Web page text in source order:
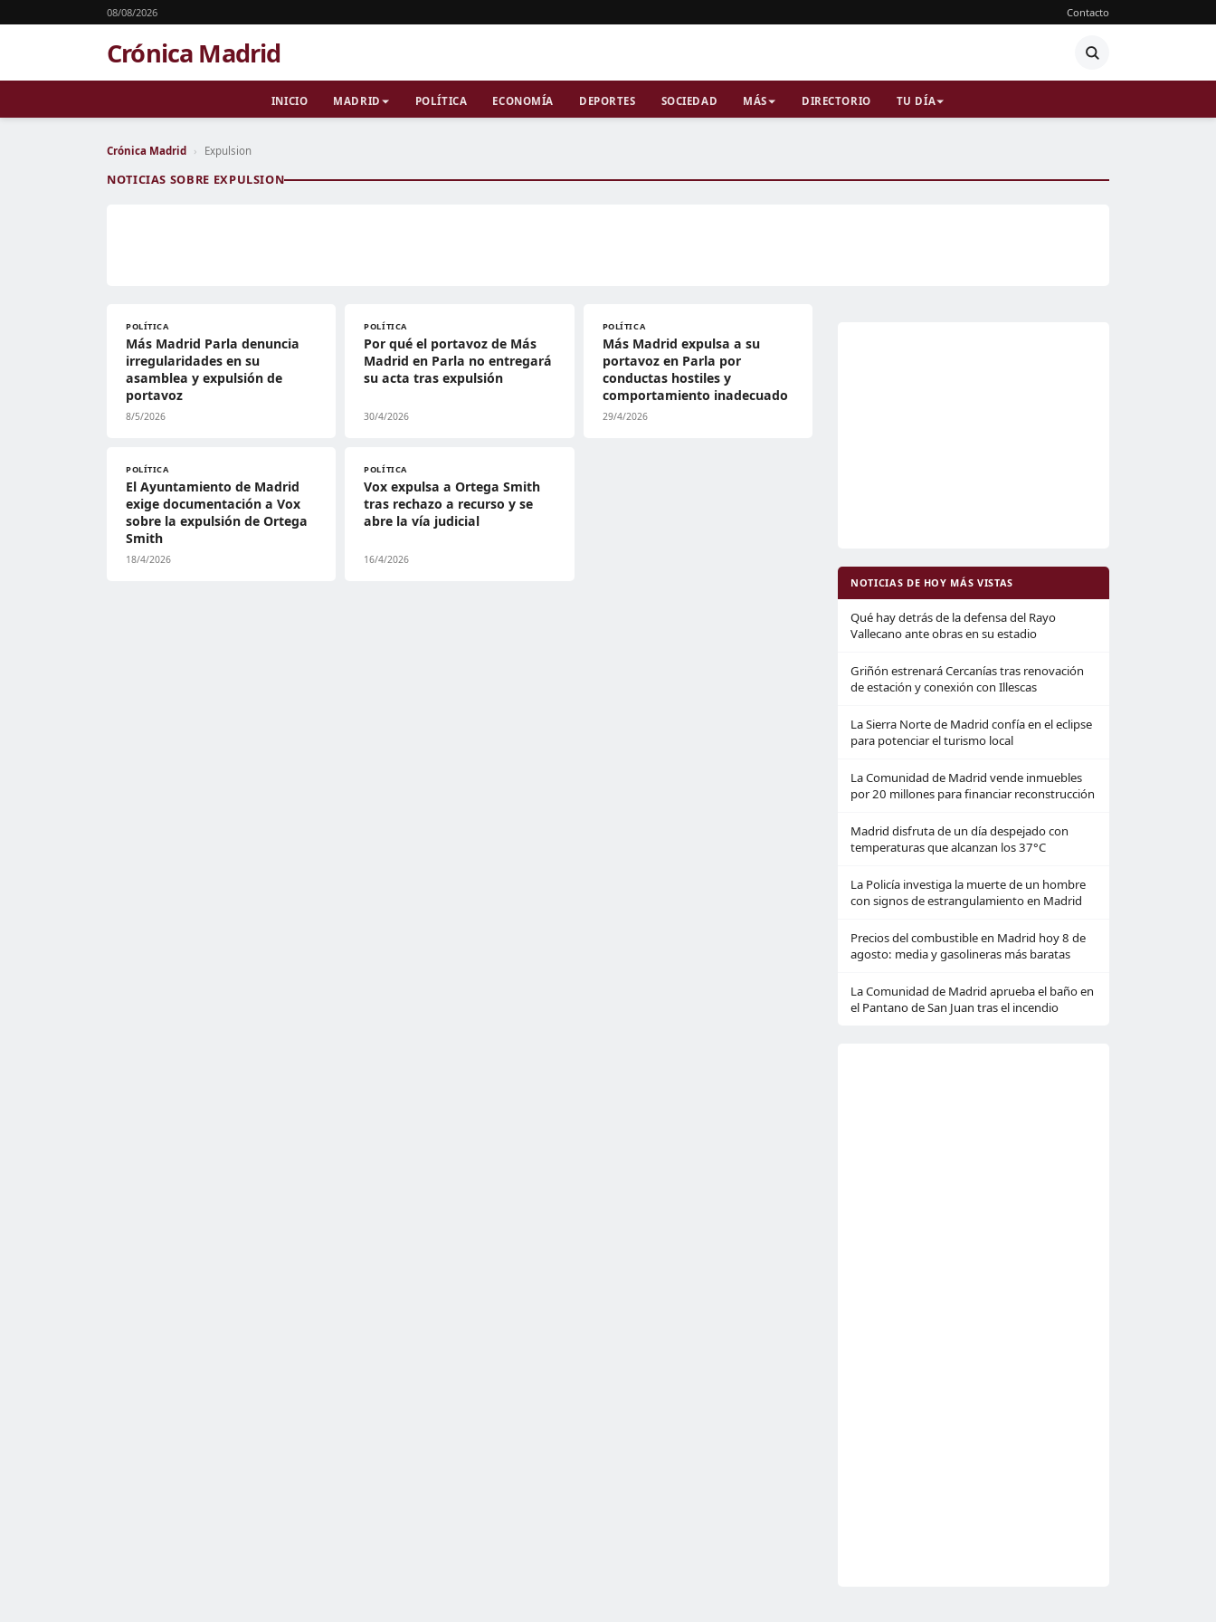
08/08/2026 Contacto
Crónica Madrid
INICIO MADRID POLÍTICA ECONOMÍA DEPORTES SOCIEDAD MÁS DIRECTORIO TU DÍA
Crónica Madrid › Expulsion
NOTICIAS SOBRE EXPULSION
POLÍTICA
Más Madrid Parla denuncia
irregularidades en su
asamblea y expulsión de
portavoz
8/5/2026
POLÍTICA
Por qué el portavoz de Más
Madrid en Parla no entregará
su acta tras expulsión
30/4/2026
POLÍTICA
Más Madrid expulsa a su
portavoz en Parla por
conductas hostiles y
comportamiento inadecuado
29/4/2026
POLÍTICA
El Ayuntamiento de Madrid
exige documentación a Vox
sobre la expulsión de Ortega
Smith
18/4/2026
POLÍTICA
Vox expulsa a Ortega Smith
tras rechazo a recurso y se
abre la vía judicial
16/4/2026
NOTICIAS DE HOY MÁS VISTAS
Qué hay detrás de la defensa del Rayo
Vallecano ante obras en su estadio
Griñón estrenará Cercanías tras renovación
de estación y conexión con Illescas
La Sierra Norte de Madrid confía en el eclipse
para potenciar el turismo local
La Comunidad de Madrid vende inmuebles
por 20 millones para financiar reconstrucción
Madrid disfruta de un día despejado con
temperaturas que alcanzan los 37°C
La Policía investiga la muerte de un hombre
con signos de estrangulamiento en Madrid
Precios del combustible en Madrid hoy 8 de
agosto: media y gasolineras más baratas
La Comunidad de Madrid aprueba el baño en
el Pantano de San Juan tras el incendio